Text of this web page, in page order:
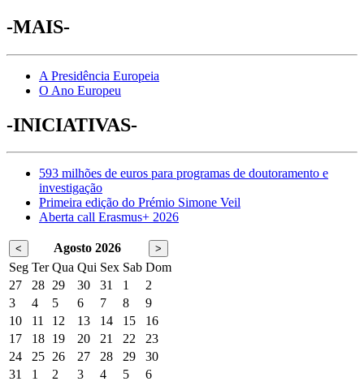
-MAIS-
A Presidência Europeia
O Ano Europeu
-INICIATIVAS-
593 milhões de euros para programas de doutoramento e
investigação
Primeira edição do Prémio Simone Veil
Aberta call Erasmus+ 2026
< Agosto 2026 >
Seg Ter Qua Qui Sex Sab Dom
27
28 29 30 31 1
2
3
4 5 6 7 8
9
10
11 12 13 14 15
16
17
18 19 20 21 22
23
24
25 26 27 28 29
30
31
1 2 3 4 5 6